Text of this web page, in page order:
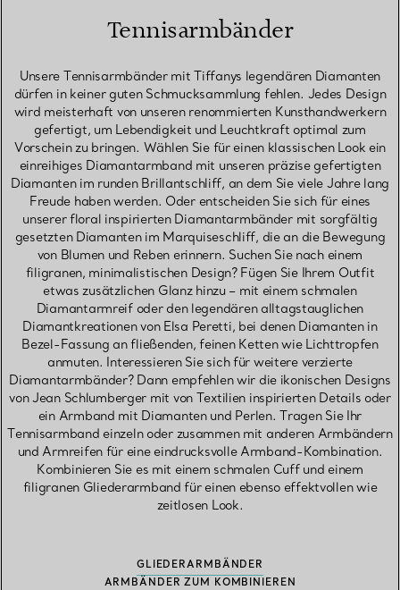
Tennisarmbänder
Unsere Tennisarmbänder mit Tiffanys legendären Diamanten
dürfen in keiner guten Schmucksammlung fehlen. Jedes Design
wird meisterhaft von unseren renommierten Kunsthandwerkern
gefertigt, um Lebendigkeit und Leuchtkraft optimal zum
Vorschein zu bringen. Wählen Sie für einen klassischen Look ein
einreihiges Diamantarmband mit unseren präzise gefertigten
Diamanten im runden Brillantschliff, an dem Sie viele Jahre lang
Freude haben werden. Oder entscheiden Sie sich für eines
unserer floral inspirierten Diamantarmbänder mit sorgfältig
gesetzten Diamanten im Marquiseschliff, die an die Bewegung
von Blumen und Reben erinnern. Suchen Sie nach einem
filigranen, minimalistischen Design? Fügen Sie Ihrem Outfit
etwas zusätzlichen Glanz hinzu – mit einem schmalen
Diamantarmreif oder den legendären alltagstauglichen
Diamantkreationen von Elsa Peretti, bei denen Diamanten in
Bezel-Fassung an fließenden, feinen Ketten wie Lichttropfen
anmuten. Interessieren Sie sich für weitere verzierte
Diamantarmbänder? Dann empfehlen wir die ikonischen Designs
von Jean Schlumberger mit von Textilien inspirierten Details oder
ein Armband mit Diamanten und Perlen. Tragen Sie Ihr
Tennisarmband einzeln oder zusammen mit anderen Armbändern
und Armreifen für eine eindrucksvolle Armband-Kombination.
Kombinieren Sie es mit einem schmalen Cuff und einem
filigranen Gliederarmband für einen ebenso effektvollen wie
zeitlosen Look.
GLIEDERARMBÄNDER
ARMBÄNDER ZUM KOMBINIEREN